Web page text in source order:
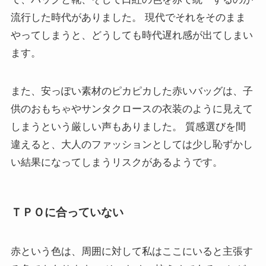
流行した時代がありました。 現代でそれをそのまま
やってしまうと、どうしても時代遅れ感が出てしまい
ます。
また、安っぽい素材のピカピカした赤いバッグは、子
供のおもちゃやサンタクロースの衣装のように見えて
しまうという厳しい声もありました。 質感選びを間
違えると、大人のファッションとしては少し恥ずかし
い結果になってしまうリスクがあるようです。
ＴＰＯに合っていない
赤という色は、周囲に対して私はここにいると主張す